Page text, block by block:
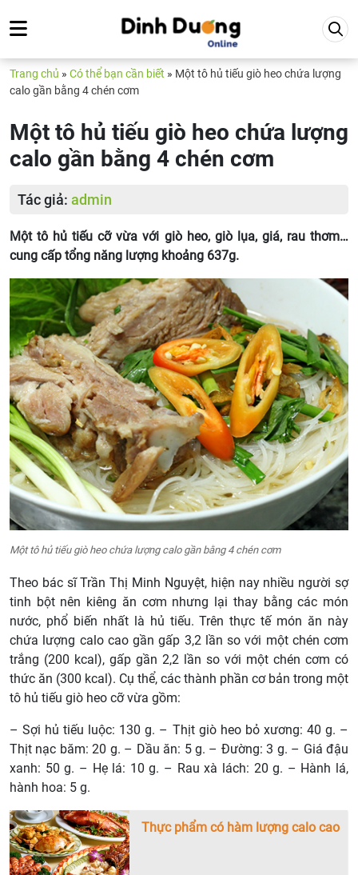
Trang chủ » Có thể bạn cần biết » Một tô hủ tiếu giò heo chứa lượng
calo gần bằng 4 chén cơm
Một tô hủ tiếu giò heo chứa lượng
calo gần bằng 4 chén cơm
Tác giả: admin
Một tô hủ tiếu cỡ vừa với giò heo, giò lụa, giá, rau thơm…
cung cấp tổng năng lượng khoảng 637g.
Một tô hủ tiếu giò heo chứa lượng calo gần bằng 4 chén cơm
Theo bác sĩ Trần Thị Minh Nguyệt, hiện nay nhiều người sợ
tinh bột nên kiêng ăn cơm nhưng lại thay bằng các món
nước, phổ biến nhất là hủ tiếu. Trên thực tế món ăn này
chứa lượng calo cao gần gấp 3,2 lần so với một chén cơm
trắng (200 kcal), gấp gần 2,2 lần so với một chén cơm có
thức ăn (300 kcal). Cụ thể, các thành phần cơ bản trong một
tô hủ tiếu giò heo cỡ vừa gồm:
– Sợi hủ tiếu luộc: 130 g. – Thịt giò heo bỏ xương: 40 g. –
Thịt nạc băm: 20 g. – Dầu ăn: 5 g. – Đường: 3 g. – Giá đậu
xanh: 50 g. – Hẹ lá: 10 g. – Rau xà lách: 20 g. – Hành lá,
hành hoa: 5 g.
Thực phẩm có hàm lượng calo cao